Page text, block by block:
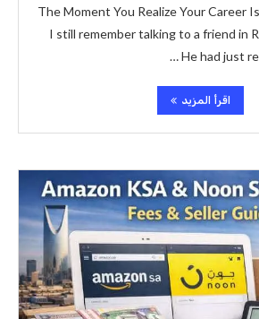
The Moment You Realize Your Career
I still remember talking to a friend in
He had just
اقرأ المزيد